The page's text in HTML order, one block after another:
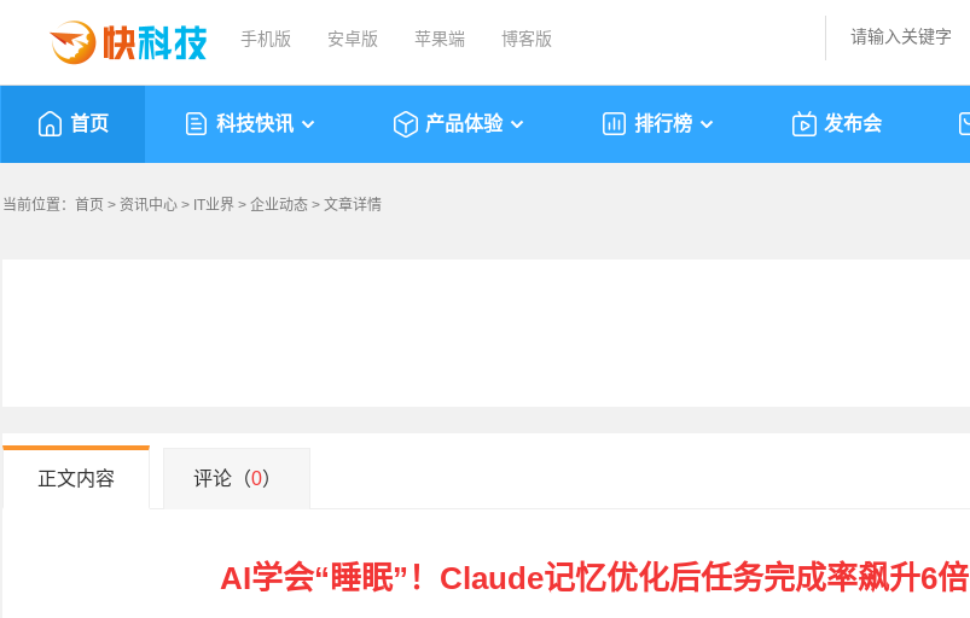
手机版 安卓版 苹果端 博客版
首页 科技快讯 产品体验 排行榜 发布会
当前位置： 首页 > 资讯中心 > IT业界 > 企业动态 > 文章详情
正文内容 评论（0）
AI学会“睡眠”！Claude记忆优化后任务完成率飙升6倍